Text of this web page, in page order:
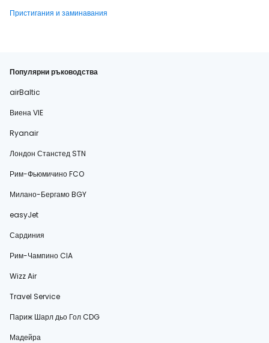
Пристигания и заминавания
Популярни ръководства
airBaltic
Виена VIE
Ryanair
Лондон Станстед STN
Рим-Фьюмичино FCO
Милано-Бергамо BGY
easyJet
Сардиния
Рим-Чампино CIA
Wizz Air
Travel Service
Париж Шарл дьо Гол CDG
Мадейра